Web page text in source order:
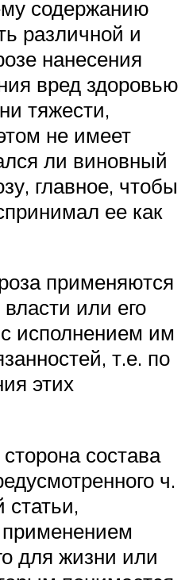
содержанию
различной и
нанесения
вред здоровью
тяжести,
не имеет
ли виновный
главное, чтобы
ее как
применяются
или его
исполнением им
т.е. по
этих
состава
ч.
применением
для жизни или